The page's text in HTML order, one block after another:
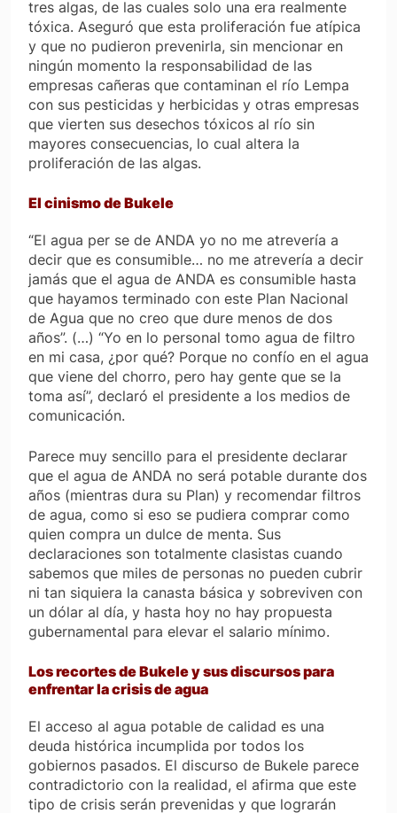
tres algas, de las cuales solo una era realmente
tóxica. Aseguró que esta proliferación fue atípica
y que no pudieron prevenirla, sin mencionar en
ningún momento la responsabilidad de las
empresas cañeras que contaminan el río Lempa
con sus pesticidas y herbicidas y otras empresas
que vierten sus desechos tóxicos al río sin
mayores consecuencias, lo cual altera la
proliferación de las algas.
El cinismo de Bukele
“El agua per se de ANDA yo no me atrevería a
decir que es consumible… no me atrevería a decir
jamás que el agua de ANDA es consumible hasta
que hayamos terminado con este Plan Nacional
de Agua que no creo que dure menos de dos
años”. (…) “Yo en lo personal tomo agua de filtro
en mi casa, ¿por qué? Porque no confío en el agua
que viene del chorro, pero hay gente que se la
toma así”, declaró el presidente a los medios de
comunicación.
Parece muy sencillo para el presidente declarar
que el agua de ANDA no será potable durante dos
años (mientras dura su Plan) y recomendar filtros
de agua, como si eso se pudiera comprar como
quien compra un dulce de menta. Sus
declaraciones son totalmente clasistas cuando
sabemos que miles de personas no pueden cubrir
ni tan siquiera la canasta básica y sobreviven con
un dólar al día, y hasta hoy no hay propuesta
gubernamental para elevar el salario mínimo.
Los recortes de Bukele y sus discursos para
enfrentar la crisis de agua
El acceso al agua potable de calidad es una
deuda histórica incumplida por todos los
gobiernos pasados. El discurso de Bukele parece
contradictorio con la realidad, el afirma que este
tipo de crisis serán prevenidas y que lograrán